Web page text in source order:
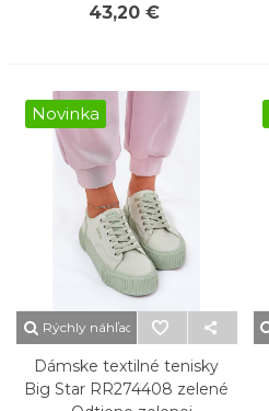
43,20 €
Novinka
Rýchly náhľad
Dámske textilné tenisky
Big Star RR274408 zelené